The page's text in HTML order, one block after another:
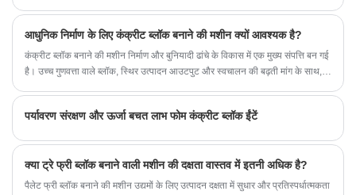
करता है, मशीन घटकों पर बल को कम करके मशीन भागों के
जीवन को अधिकतम करता है।
आधुनिक निर्माण के लिए कंक्रीट ब्लॉक बनाने की मशीन क्यों आवश्यक है?
कंक्रीट ब्लॉक बनाने की मशीन निर्माण और बुनियादी ढांचे के विकास में एक मुख्य संपत्ति बन गई
है। उच्च गुणवत्ता वाले ब्लॉक, स्थिर उत्पादन आउटपुट और स्वचालन की बढ़ती मांग के साथ,
पर्यावरण संरक्षण और ऊर्जा बचत लाभ फोम कंक्रीट ब्लॉक ईंटें
क्या ट्रे फ्री ब्लॉक बनाने वाली मशीन की दक्षता वास्तव में इतनी अधिक है?
पैलेट फ्री ब्लॉक बनाने की मशीन उद्यमों के लिए उत्पादन दक्षता में सुधार और प्रतिस्पर्धात्मकता